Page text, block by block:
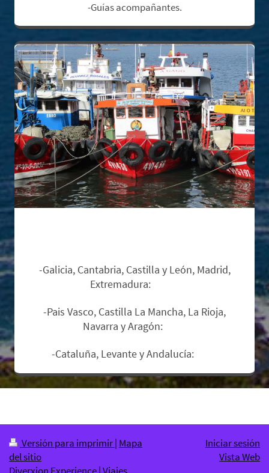
-Guías acompañantes.
-Galicia, Cantabria, Castilla y León, Madrid,
Extremadura:
-Pais Vasco, Castilla La Mancha, La Rioja,
Navarra y Aragón:
-Cataluña, Levante y Andalucía:
Versión para imprimir| Mapa
del sitio
Iniciar sesión
Vista Web